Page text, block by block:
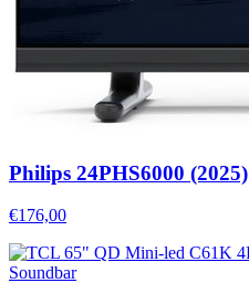
Philips 24PHS6000 (2025)
€176,00